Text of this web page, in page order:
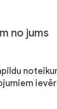
no jums